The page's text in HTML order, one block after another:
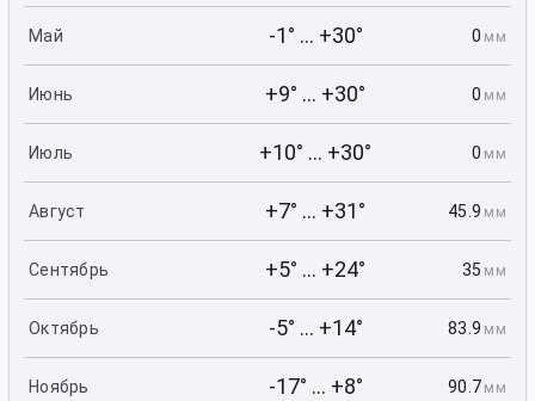
Май -1° ... +30° 0 мм
Июнь +9° ... +30° 0 мм
Июль +10° ... +30° 0 мм
Август +7° ... +31° 45.9 мм
Сентябрь +5° ... +24° 35 мм
Октябрь -5° ... +14° 83.9 мм
Ноябрь -17° ... +8° 90.7 мм